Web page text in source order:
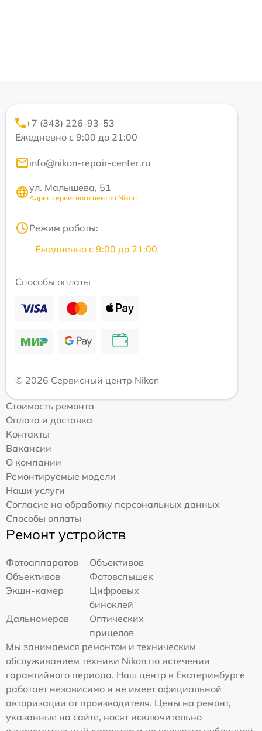
+7 (343) 226-93-53
Ежедневно с 9:00 до 21:00
info@nikon-repair-center.ru
ул. Малышева, 51
Адрес сервисного центра Nikon
Режим работы:
Ежедневно с 9:00 до 21:00
Способы оплаты
© 2026 Сервисный центр Nikon
Стоимость ремонта
Оплата и доставка
Контакты
Вакансии
О компании
Ремонтируемые модели
Наши услуги
Согласие на обработку персональных данных
Способы оплаты
Ремонт устройств
Фотоаппаратов
Объективов
Объективов
Фотовспышек
Экшн-камер
Цифровых
биноклей
Дальномеров
Оптических
прицелов
Мы занимаемся ремонтом и техническим
обслуживанием техники Nikon по истечении
гарантийного периода. Наш центр в Екатеринбурге
работает независимо и не имеет официальной
авторизации от производителя. Цены на ремонт,
указанные на сайте, носят исключительно